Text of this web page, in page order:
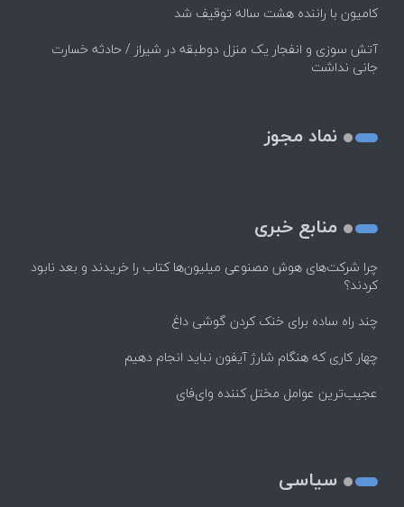
کامیون با راننده هشت ساله توقیف شد
آتش سوزی و انفجار یک منزل دوطبقه در شیراز / حادثه خسارت
جانی نداشت
نماد مجوز
منابع خبری
چرا شرکت‌های هوش مصنوعی میلیون‌ها کتاب را خریدند و بعد نابود
کردند؟
چند راه‌ ساده برای خنک کردن گوشی داغ
چهار کاری که هنگام شارژ آیفون نباید انجام دهیم
عجیب‌ترین عوامل مختل کننده وای‌فای
سیاسی